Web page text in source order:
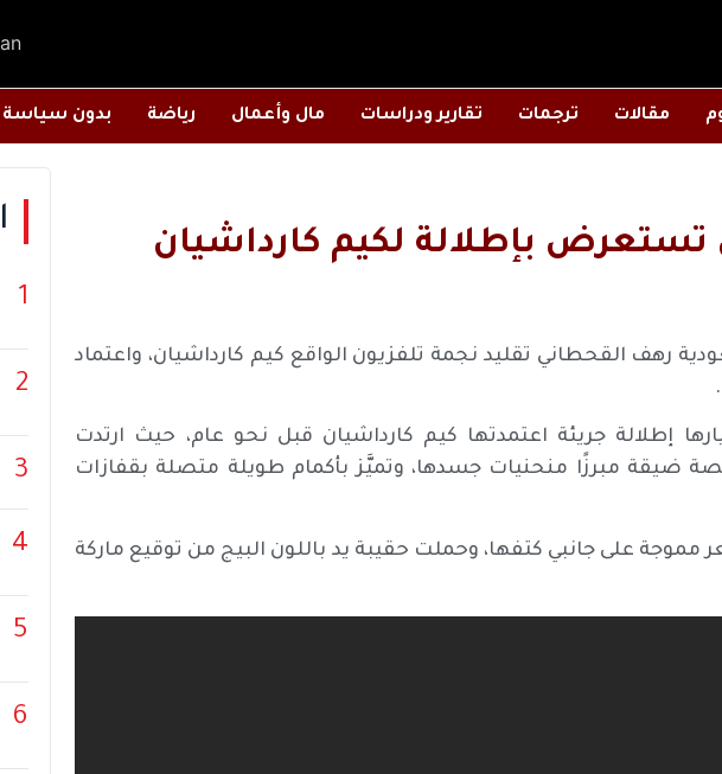
مقالات ترجمات تقارير ودراسات مال وأعمال رياضة بدون سياسة
بإطلالة لكيم كارداشيان
رهف القحطاني تقليد نجمة تلفزيون الواقع كيم كارداشيان، واعتماد
إطلالة جريئة اعتمدتها كيم كارداشيان قبل نحو عام، حيث ارتدت
ضيقة مبرزًا منحنيات جسدها، وتميَّز بأكمام طويلة متصلة بقفازات
على جانبي كتفها، وحملت حقيبة يد باللون البيج من توقيع ماركة
1
2
3
4
5
6